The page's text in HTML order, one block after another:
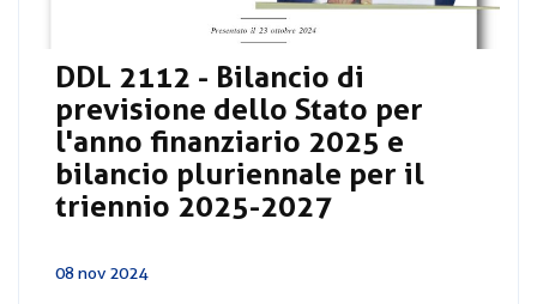
DDL 2112 - Bilancio di
previsione dello Stato per
l'anno finanziario 2025 e
bilancio pluriennale per il
triennio 2025-2027
08 nov 2024